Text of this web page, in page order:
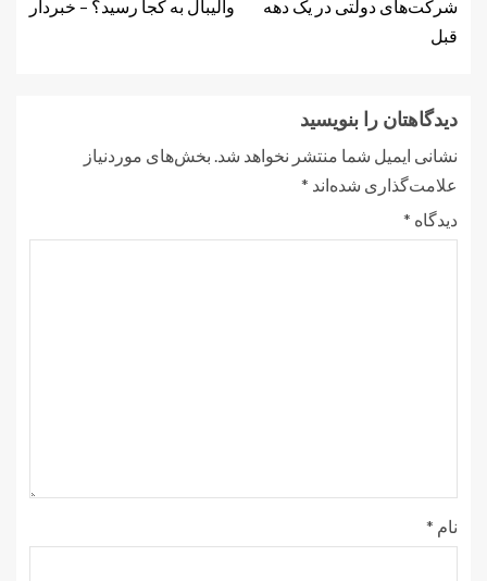
شرکت‌های دولتی در یک دهه
قبل
والیبال به کجا رسید؟ – خبردار
دیدگاهتان را بنویسید
نشانی ایمیل شما منتشر نخواهد شد. بخش‌های موردنیاز
علامت‌گذاری شده‌اند *
دیدگاه *
نام *